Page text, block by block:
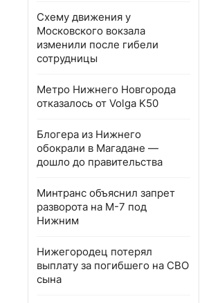
Схему движения у
Московского вокзала
изменили после гибели
сотрудницы
Метро Нижнего Новгорода
отказалось от Volga K50
Блогера из Нижнего
обокрали в Магадане —
дошло до правительства
Минтранс объяснил запрет
разворота на М-7 под
Нижним
Нижегородец потерял
выплату за погибшего на СВО
сына